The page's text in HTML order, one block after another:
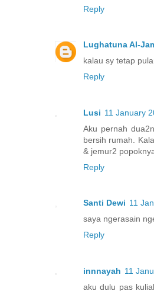
Reply
Lughatuna Al-
kalau sy tetap
Reply
Lusi 11 January
Aku pernah
bersih rumah.
& jemur2
Reply
Santi Dewi 11
saya ngerasain
Reply
innnayah 11
aku dulu pas